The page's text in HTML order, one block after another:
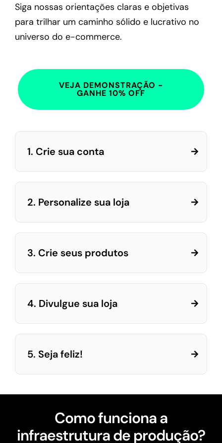
Siga nossas orientações claras e objetivas
para trilhar um caminho sólido e lucrativo no
universo do e-commerce.
VEJA DEMONSTRAÇÃO -
GANHE 10% OFF
1. Crie sua conta
2. Personalize sua loja
3. Crie seus produtos
4. Divulgue sua loja
5. Seja feliz!
Como funciona a
infraestrutura de produção?